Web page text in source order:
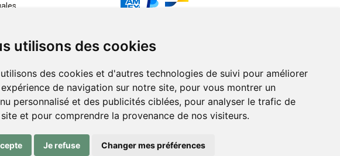
utilisons des cookies
des cookies et d'autres technologies de suivi pour améliorer
de navigation sur notre site, pour vous montrer un
personnalisé et des publicités ciblées, pour analyser le trafic de
et pour comprendre la provenance de nos visiteurs.
Je refuse Changer mes préférences
Cookies
Retrait à la pharmacie en Click & Collect
Livraison cyclo-urbaines à Liège avec :
Service professionnel et écologique de
livraisons rapides et fiables.
Apotekisto , pharmacie en ligne